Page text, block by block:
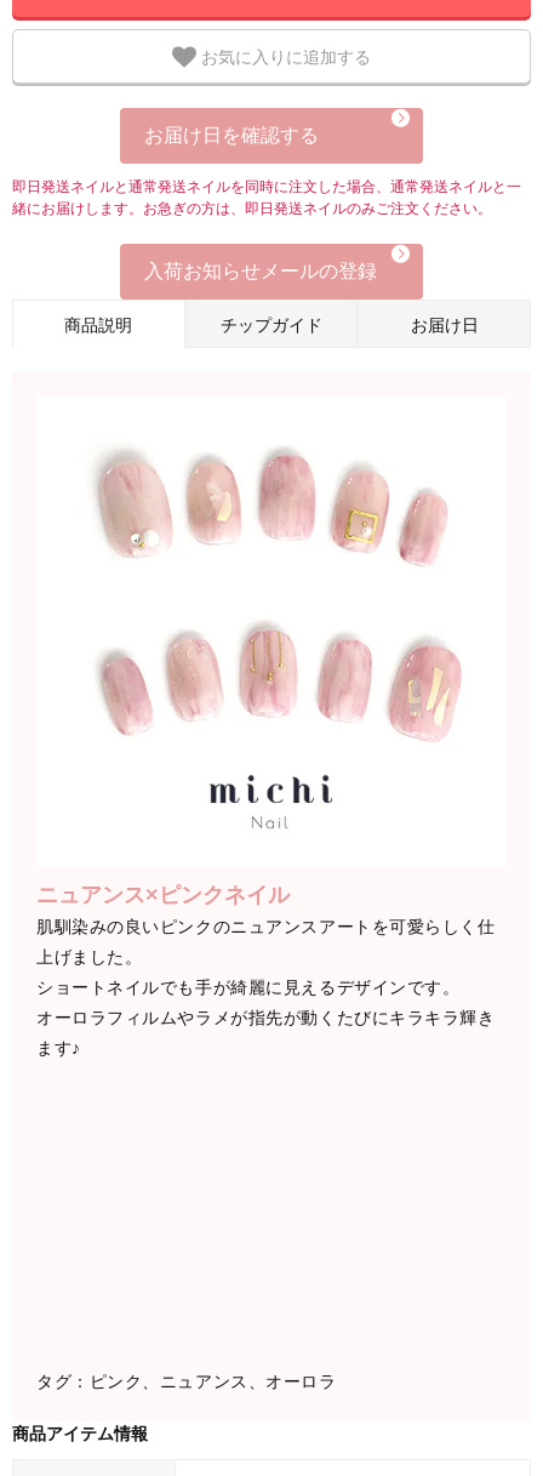
お気に入りに追加する
お届け日を確認する
即日発送ネイルと通常発送ネイルを同時に注文した場合、通常発送ネイルと一
緒にお届けします。お急ぎの方は、即日発送ネイルのみご注文ください。
入荷お知らせメールの登録
商品説明 チップガイド お届け日
ニュアンス×ピンクネイル
肌馴染みの良いピンクのニュアンスアートを可愛らしく仕
上げました。
ショートネイルでも手が綺麗に見えるデザインです。
オーロラフィルムやラメが指先が動くたびにキラキラ輝き
ます♪
タグ：ピンク、ニュアンス、オーロラ
商品アイテム情報